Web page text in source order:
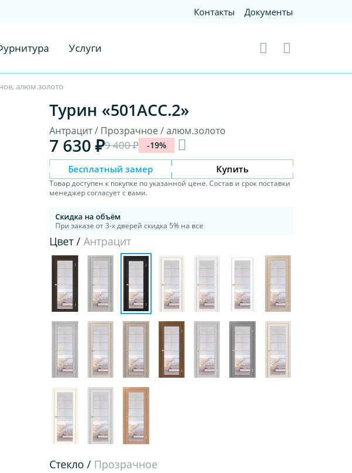
Контакты Документы
Услуги
алюм.золото
Турин «501АСС.2»
Антрацит / Прозрачное / алюм.золото
7 630 ₽9 400 ₽ -19%
Бесплатный замер Купить
Товар доступен к покупке по указанной цене. Состав и срок поставки
менеджер согласует с вами.
Скидка на объём
При заказе от 3-х дверей скидка 5% на все
Цвет /Антрацит
Стекло / Прозрачное